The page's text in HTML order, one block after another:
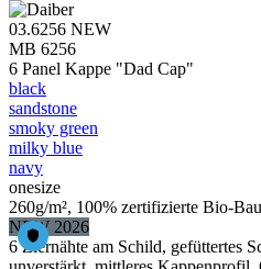
03.6256 NEW
MB 6256
6 Panel Kappe "Dad Cap"
black
sandstone
smoky green
milky blue
navy
onesize
260g/m², 100% zertifizierte Bio-
NEW 2026
6 Ziernähte am Schild, gefüttertes